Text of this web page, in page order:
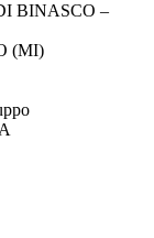
BINASCO –
(MI)